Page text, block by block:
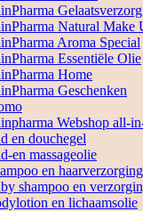
Natural Make
Aroma Special
Essentiële Olie
Home
Geschenken
Webshop all-
en douchegel
en massageolie
en haarverzorging
shampoo en
en lichaamsolie